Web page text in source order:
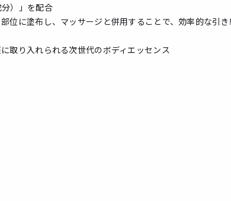
）」を配合
位に塗布し、マッサージと併用することで、効率的な引
取り入れられる次世代のボディエッセンス